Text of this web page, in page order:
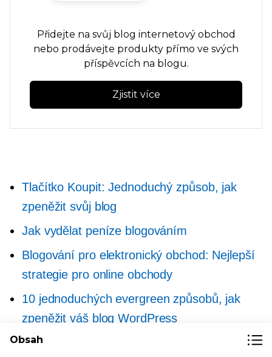
Přidejte na svůj blog internetový obchod
nebo prodávejte produkty přímo ve svých
příspěvcích na blogu.
Zjistit více
Tlačítko Koupit: Jednoduchý způsob, jak
zpeněžit svůj blog
Jak vydělat peníze blogováním
Blogování pro elektronický obchod: Nejlepší
strategie pro online obchody
10 jednoduchých evergreen způsobů, jak
zpeněžit váš blog WordPress
Jak se stát módní bloggerkou a vydělat
Obsah